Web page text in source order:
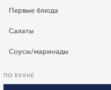
Первые блюда
Салаты
Соусы/маринады
ПО КУХНЕ